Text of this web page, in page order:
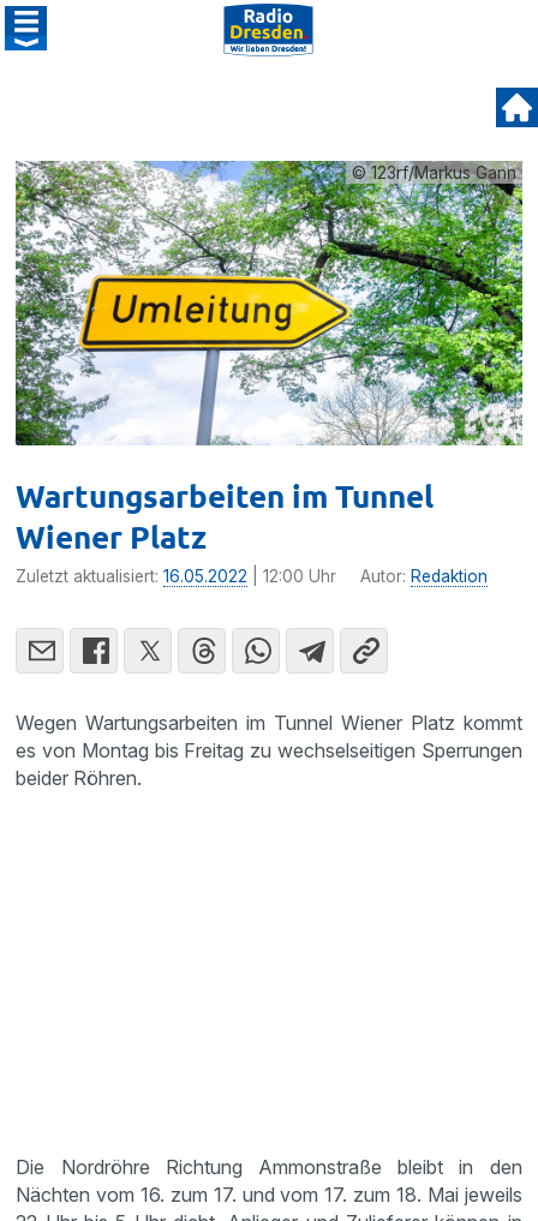
© 123rf/Markus Gann
Wartungsarbeiten im Tunnel
Wiener Platz
Zuletzt aktualisiert:16.05.2022 | 12:00 Uhr Autor: Redaktion
Wegen Wartungsarbeiten im Tunnel Wiener Platz kommt
es von Montag bis Freitag zu wechselseitigen Sperrungen
beider Röhren.
Die Nordröhre Richtung Ammonstraße bleibt in den
Nächten vom 16. zum 17. und vom 17. zum 18. Mai jeweils